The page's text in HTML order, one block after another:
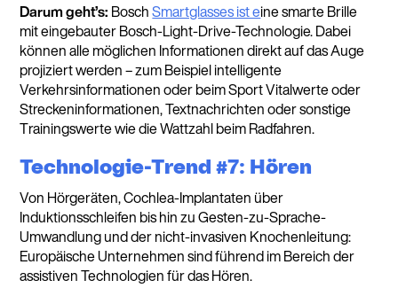
Darum geht’s: BoschSmartglasses ist eine smarte Brille
mit eingebauter Bosch-Light-Drive-Technologie. Dabei
können alle möglichen Informationen direkt auf das Auge
projiziert werden – zum Beispiel intelligente
Verkehrsinformationen oder beim Sport Vitalwerte oder
Streckeninformationen, Textnachrichten oder sonstige
Trainingswerte wie die Wattzahl beim Radfahren.
Technologie-Trend #7: Hören
Von Hörgeräten, Cochlea-Implantaten über
Induktionsschleifen bis hin zu Gesten-zu-Sprache-
Umwandlung und der nicht-invasiven Knochenleitung:
Europäische Unternehmen sind führend im Bereich der
assistiven Technologien für das Hören.